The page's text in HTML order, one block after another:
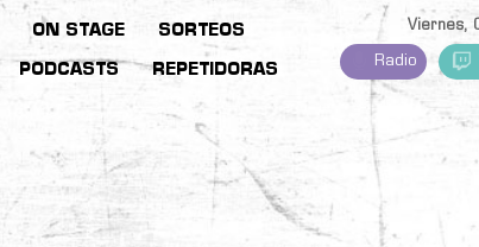
ON STAGE SORTEOS
PODCASTS REPETIDORAS
Viernes,
Radio